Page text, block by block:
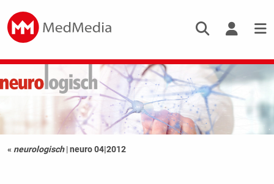
« neurologisch |neuro 04|2012